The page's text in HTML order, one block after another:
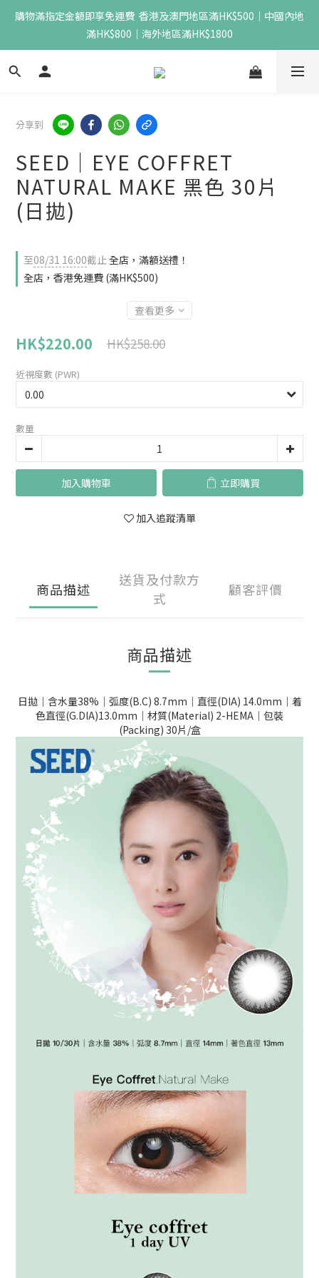
購物滿指定金額即享免運費  香港及澳門地區滿HK$500｜中國內地
滿HK$800｜海外地區滿HK$1800
分享到
SEED｜EYE COFFRET
NATURAL MAKE 黑色 30片
(日拋)
至08/31 16:00截止全店，滿額送禮！
全店，香港免運費 (滿HK$500)
查看更多
HK$220.00 HK$258.00
近視度數 (PWR)
數量
加入購物車 立即購買
加入追蹤清單
商品描述
送貨及付款方
式
顧客評價
商品描述
日拋｜含水量38%｜弧度(B.C) 8.7mm｜直徑(DIA) 14.0mm｜着
色直徑(G.DIA)13.0mm｜材質(Material) 2-HEMA｜包裝
(Packing) 30片/盒